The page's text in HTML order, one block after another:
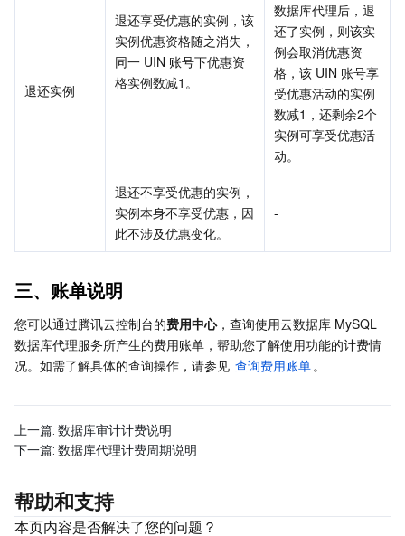
退还实例
退还享受优惠的实例，该
实例优惠资格随之消失，
同一 UIN 账号下优惠资
格实例数减1。
数据库代理后，退
还了实例，则该实
例会取消优惠资
格，该 UIN 账号享
受优惠活动的实例
数减1，还剩余2个
实例可享受优惠活
动。
退还不享受优惠的实例，
实例本身不享受优惠，因
此不涉及优惠变化。
-
三、账单说明
您可以通过腾讯云控制台的费用中心，查询使用云数据库 MySQL
数据库代理服务所产生的费用账单，帮助您了解使用功能的计费情
况。如需了解具体的查询操作，请参见 查询费用账单。
上一篇: 数据库审计计费说明
下一篇: 数据库代理计费周期说明
帮助和支持
本页内容是否解决了您的问题？